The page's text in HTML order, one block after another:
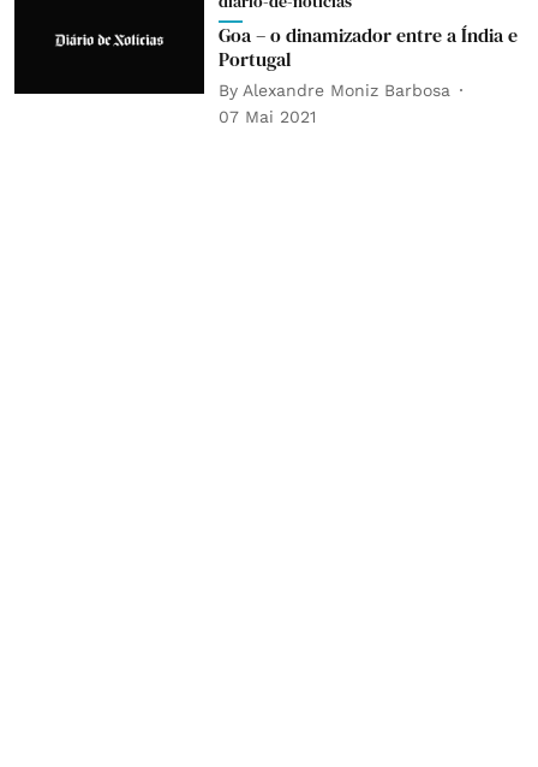
Goa – o dinamizador entre a Índia e
Portugal
By Alexandre Moniz Barbosa
07 Mai 2021